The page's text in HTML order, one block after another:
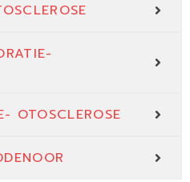
OTOSCLEROSE